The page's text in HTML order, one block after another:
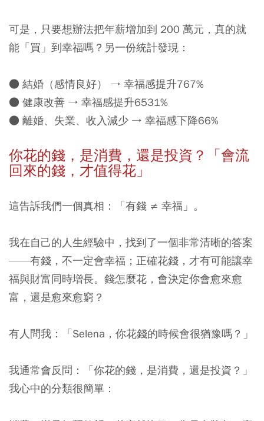
可是，只要想辦法把年薪增加到 200 萬元，真的就
能「買」到幸福嗎？另一份統計發現：
● 結婚（感情良好） → 幸福感提升767%
● 健康改善 → 幸福感提升6531%
● 離婚、失業、收入減少 → 幸福感下降66%
你花的錢，是消費，還是投資？「會流
回來的錢，才值得花 」
這告訴我們一個真相：「有錢 ≠ 幸福」。
我在自己的人生經驗中，找到了一個非常清晰的答案
——有錢，不一定會幸福；正確花錢，才有可能讓幸
福與財富同時增長。錢怎麼花，會決定你會愈來愈
富，還是愈來愈窮？
有人問我：「Selena，你花錢的時候會很猶豫嗎？」
我通常會反問：「你花的錢，是消費，還是投資？」
我心中的分類很簡單：